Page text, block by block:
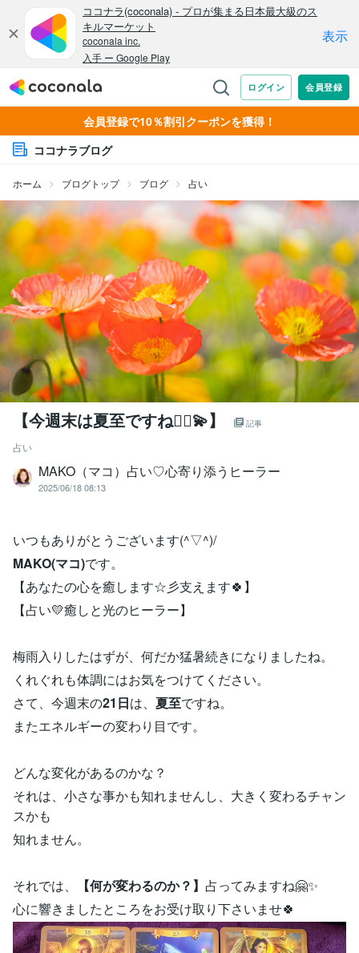
会員登録で10％割引クーポンを獲得！
ココナラブログ
ホーム ブログトップ ブログ 占い
【今週末は夏至ですね🧙‍♀️💫】 記事
占い
MAKO（マコ）占い♡心寄り添うヒーラー
2025/06/18 08:13
いつもありがとうございます(^▽^)/
MAKO(マコ)です。
【あなたの心を癒します☆彡支えます🍀】
【占い💛癒しと光のヒーラー】
梅雨入りしたはずが、何だか猛暑続きになりましたね。
くれぐれも体調にはお気をつけてください。
さて、今週末の21日は、 夏至ですね。
またエネルギーの変わり目です。
どんな変化があるのかな？
それは、小さな事かも知れませんし、大きく変わるチャン
スかも
知れません。
それでは、 【何が変わるのか？】 占ってみますね🤗✨
心に響きましたところをお受け取り下さいませ🍀